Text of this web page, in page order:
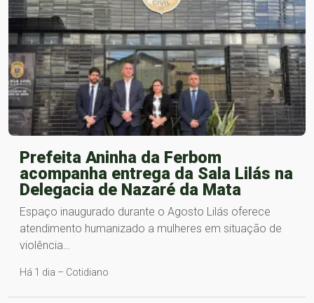
Prefeita Aninha da Ferbom
acompanha entrega da Sala Lilás na
Delegacia de Nazaré da Mata
Espaço inaugurado durante o Agosto Lilás oferece
atendimento humanizado a mulheres em situação de
violência…
Há 1 dia – Cotidiano